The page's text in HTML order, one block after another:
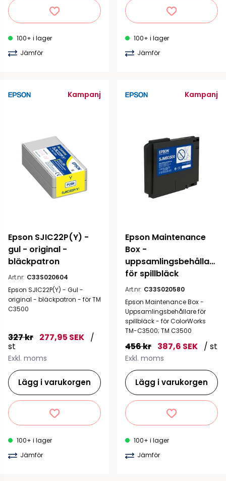
100+ i lager
Jämför
100+ i lager
Jämför
Kampanj
Epson SJIC22P(Y) -
gul - original -
bläckpatron
Art.nr: C33S020604
Epson SJIC22P(Y) - Gul -
original - bläckpatron - för TM
C3500
327 kr 277,95 SEK /
st
Exkl. moms
Lägg i varukorgen
100+ i lager
Jämför
Kampanj
Epson Maintenance
Box -
uppsamlingsbehållare
för spillbläck
Art.nr: C33S020580
Epson Maintenance Box -
Uppsamlingsbehållare för
spillbläck - för ColorWorks
TM-C3500; TM C3500
456 kr 387,6 SEK / st
Exkl. moms
Lägg i varukorgen
100+ i lager
Jämför